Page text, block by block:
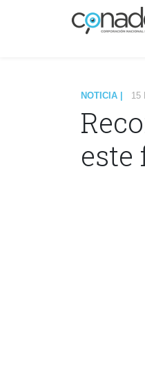
NOTICIA | 15
este